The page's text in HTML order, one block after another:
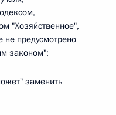
"Хозяйственное",
не предусмотрено
законом";
заменить